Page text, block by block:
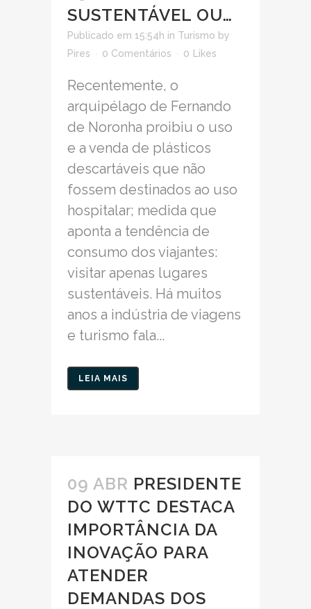
SUSTENTÁVEL OU…
Publicado em 15:54h in Turismo by
Pires
0 Comentários 0 Likes
Recentemente, o
arquipélago de Fernando
de Noronha proibiu o uso
e a venda de plásticos
descartáveis que não
fossem destinados ao uso
hospitalar; medida que
aponta a tendência de
consumo dos viajantes:
visitar apenas lugares
sustentáveis. Há muitos
anos a indústria de viagens
e turismo fala...
LEIA MAIS
09 ABR PRESIDENTE
DO WTTC DESTACA
IMPORTÂNCIA DA
INOVAÇÃO PARA
ATENDER
DEMANDAS DOS